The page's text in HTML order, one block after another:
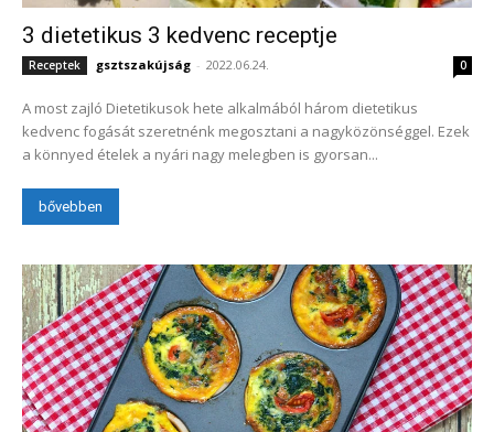
3 dietetikus 3 kedvenc receptje
Receptek gsztszakújság - 2022.06.24. 0
A most zajló Dietetikusok hete alkalmából három dietetikus
kedvenc fogását szeretnénk megosztani a nagyközönséggel. Ezek
a könnyed ételek a nyári nagy melegben is gyorsan...
bővebben